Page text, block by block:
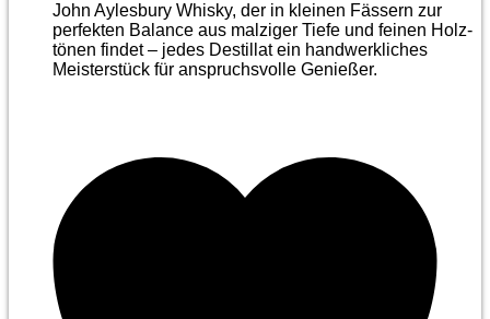
John Aylesbury Whisky, der in kleinen Fässern zur
perfekten Balance aus malziger Tiefe und feinen Holz­
tönen findet – jedes Destillat ein handwerkliches
Meister­stück für anspruchsvolle Genießer.